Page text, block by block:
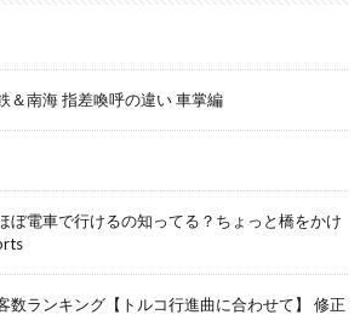
＆南海 指差喚呼の違い 車掌編
ぼ電車で行けるの知ってる？ちょっと橋をかけ
数ランキング【トルコ行進曲に合わせて】 修正